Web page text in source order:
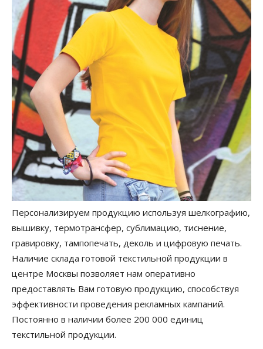
Персонализируем продукцию используя шелкографию,
вышивку, термотрансфер, сублимацию, тиснение,
гравировку, тампопечать, деколь и цифровую печать.
Наличие склада готовой текстильной продукции в
центре Москвы позволяет нам оперативно
предоставлять Вам готовую продукцию, способствуя
эффективности проведения рекламных кампаний.
Постоянно в наличии более 200 000 единиц
текстильной продукции.